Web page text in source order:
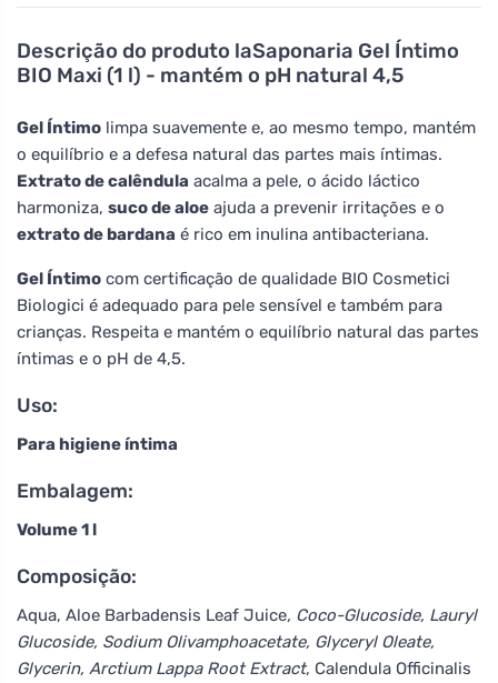
Descrição do produto laSaponaria Gel Íntimo
BIO Maxi (1 l) - mantém o pH natural 4,5
Gel Íntimo limpa suavemente e, ao mesmo tempo, mantém
o equilíbrio e a defesa natural das partes mais íntimas.
Extrato de calêndula acalma a pele, o ácido láctico
harmoniza, suco de aloe ajuda a prevenir irritações e o
extrato de bardana é rico em inulina antibacteriana.
Gel Íntimo com certificação de qualidade BIO Cosmetici
Biologici é adequado para pele sensível e também para
crianças. Respeita e mantém o equilíbrio natural das partes
íntimas e o pH de 4,5.
Uso:
Para higiene íntima
Embalagem:
Volume 1 l
Composição:
Aqua, Aloe Barbadensis Leaf Juice, Coco-Glucoside, Lauryl
Glucoside, Sodium Olivamphoacetate, Glyceryl Oleate,
Glycerin, Arctium Lappa Root Extract, Calendula Officinalis